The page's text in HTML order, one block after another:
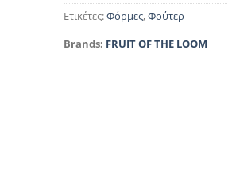
Ετικέτες:Φόρμες,Φούτερ
Brands: FRUIT OF THE LOOM